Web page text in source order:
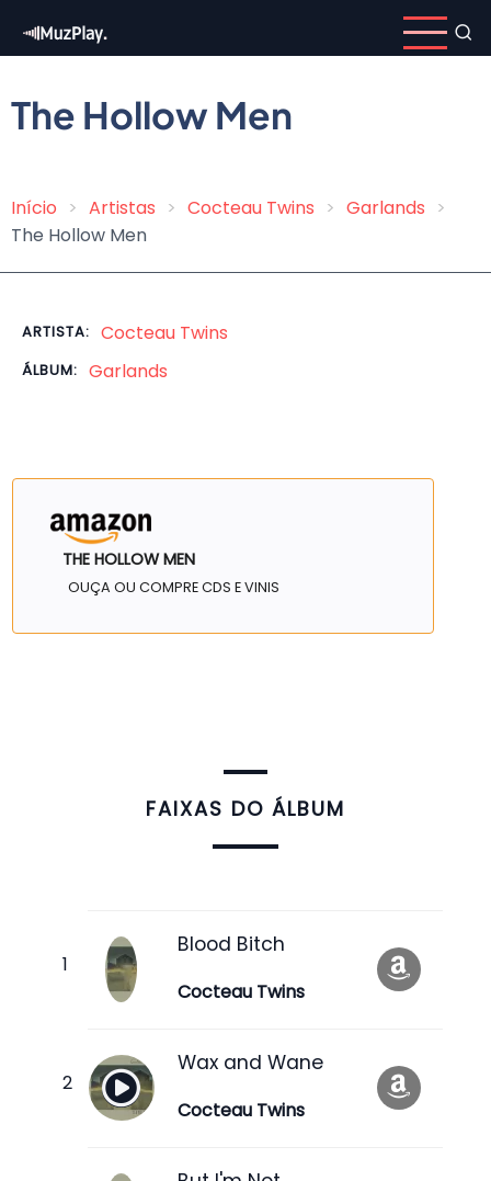
para
conteúdo
principal
The Hollow Men
Trilha
Início Artistas Cocteau Twins
Garlands
The Hollow Men
ARTISTA: Cocteau Twins
ÁLBUM: Garlands
THE HOLLOW MEN
OUÇA OU COMPRE CDS E VINIS
FAIXAS DO ÁLBUM
Blood Bitch
Cocteau Twins
Wax and Wane
Cocteau Twins